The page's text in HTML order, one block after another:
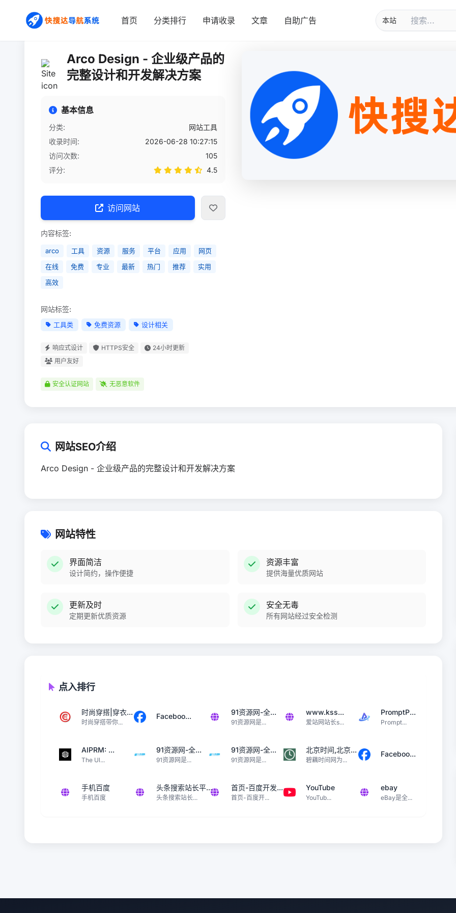
首页 分类排行 申请收录 文章 自助广告
首页 / 网站详情
Arco Design - 企业级产品的
完整设计和开发解决方案
基本信息
分类:
网站工具
收录时间:
2026-06-28 10:27:15
访问次数:
105
评分:
4.5
访问网站
内容标签:
arco 工具 资源 服务 平台 应用
网页
在线
免费 专业 最新 热门 推荐
实用
高效
网站标签:
工具类 免费资源 设计相关
响应式设计 HTTPS安全
24小时更新
用户友好
安全认证网站 无恶意软件
网站SEO介绍
Arco Design - 企业级产品的完整设计和开发解决方案
网站特性
界面简洁
设计简约，操作便捷
资源丰富
提供海量优质网站
更新及时
定期更新优质资源
安全无毒
所有网站经过安全检测
点入排行
时尚穿搭|穿衣...
时尚穿搭带你...
Faceboo... 91资源网-全...
91资源网是...
www.kss...
爱站网站长s...
PromptP...
Prompt...
AIPRM: ...
The Ul...
91资源网-全...
91资源网是...
91资源网-全...
91资源网是...
北京时间,北京...
碧藕时间网为...
Faceboo...
手机百度
手机百度
头条搜索站长平...
头条搜索站长...
首页-百度开发...
首页-百度开...
YouTube
YouTub...
ebay
eBay是全...